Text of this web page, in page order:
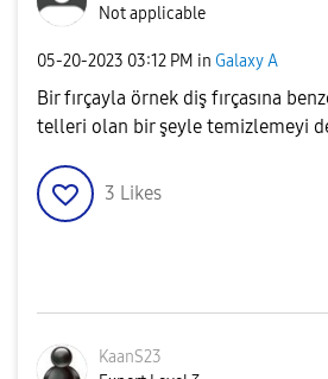
Not applicable
‎05-20-2023 03:12 PM in Galaxy A
Bir fırçayla örnek diş fırçasına
telleri olan bir şeyle temizlemeyi
3 Likes
KaanS23